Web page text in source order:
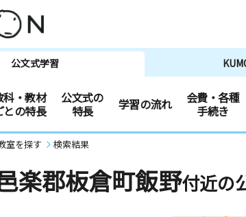
公文式学習
科・教材
との特長
公文式の
特長
学習の流れ
会費・各種
手続き
室を探す 検索結果
楽郡板倉町飯野付近の